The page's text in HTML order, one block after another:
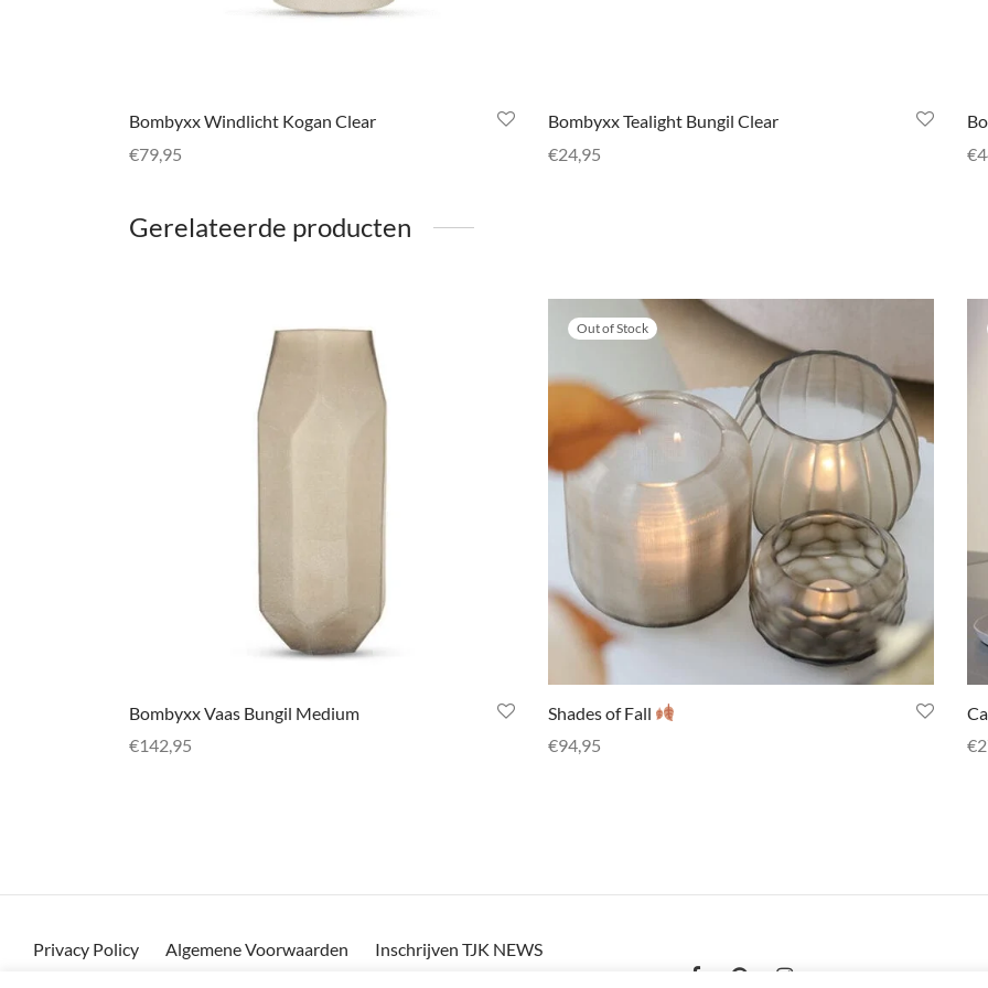
Bombyxx Windlicht Kogan Clear
€79,95
Bombyxx Tealight Bungil Clear
€24,95
€
Gerelateerde producten
Bombyxx Vaas Bungil Medium
€142,95
Out of Stock
Shades of Fall
€94,95
€
Privacy Policy Algemene Voorwaarden
Inschrijven TJK NEWS